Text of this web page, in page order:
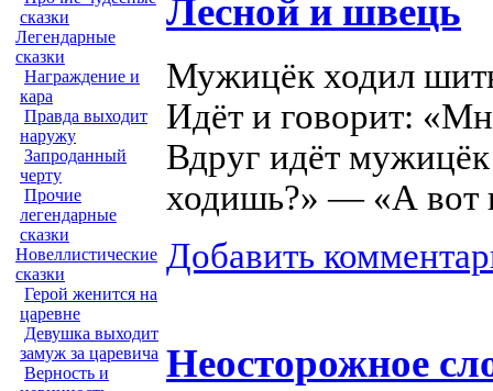
сказки
Легендарные
сказки
Награждение и
кара
Правда выходит
наружу
Запроданный
черту
Прочие
легендарные
сказки
Новеллистические
сказки
Герой женится на
царевне
Девушка выходит
замуж за царевича
Верность и
Лесной и швець
Мужицёк ходил
Идёт и говорит:
Вдруг идёт
ходишь?» — «А
Добавить
Неосторожное